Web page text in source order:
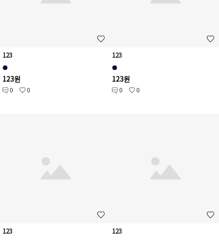
123
123원
0 0
123
123원
0 0
123 123